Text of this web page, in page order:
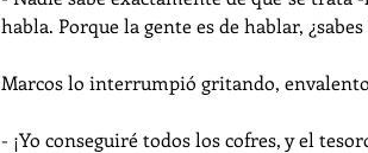
habla. Porque la gente es de hablar,
Marcos lo interrumpió gritando,
- ¡Yo conseguiré todos los cofres, y el